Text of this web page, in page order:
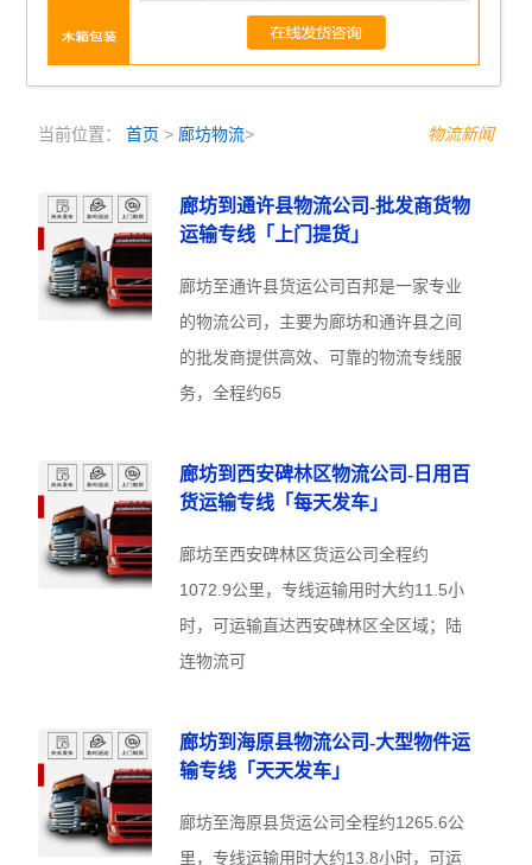
当前位置：首页 > 廊坊物流> 物流新闻
廊坊到通许县物流公司-批发商货物
运输专线「上门提货」
廊坊至通许县货运公司百邦是一家专业
的物流公司，主要为廊坊和通许县之间
的批发商提供高效、可靠的物流专线服
务，全程约65
廊坊到西安碑林区物流公司-日用百
货运输专线「每天发车」
廊坊至西安碑林区货运公司全程约
1072.9公里，专线运输用时大约11.5小
时，可运输直达西安碑林区全区域；陆
连物流可
廊坊到海原县物流公司-大型物件运
输专线「天天发车」
廊坊至海原县货运公司全程约1265.6公
里，专线运输用时大约13.8小时，可运